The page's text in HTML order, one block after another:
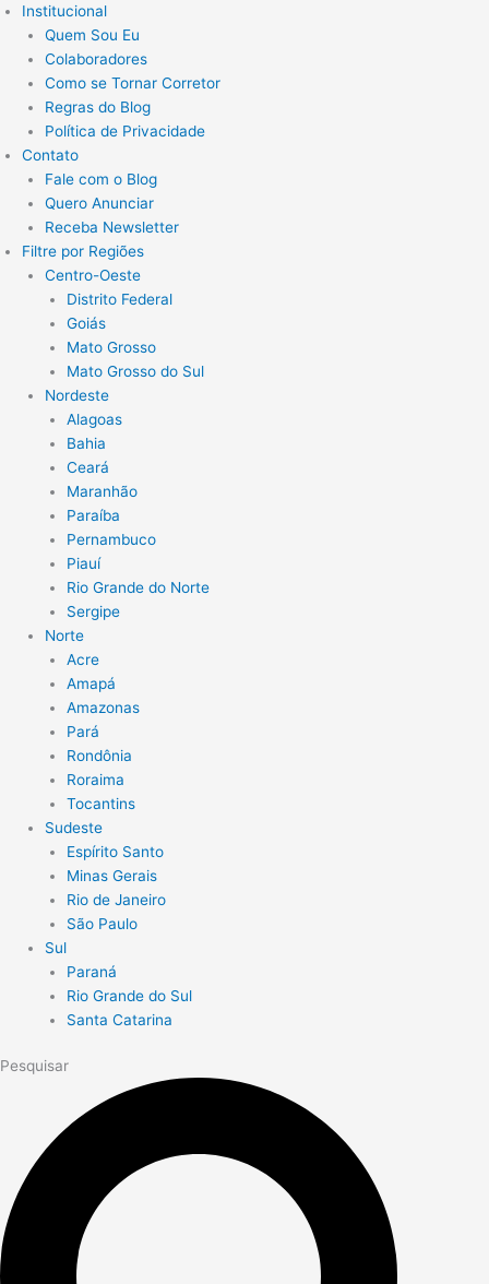
Institucional
Quem Sou Eu
Colaboradores
Como se Tornar Corretor
Regras do Blog
Política de Privacidade
Contato
Fale com o Blog
Quero Anunciar
Receba Newsletter
Filtre por Regiões
Centro-Oeste
Distrito Federal
Goiás
Mato Grosso
Mato Grosso do Sul
Nordeste
Alagoas
Bahia
Ceará
Maranhão
Paraíba
Pernambuco
Piauí
Rio Grande do Norte
Sergipe
Norte
Acre
Amapá
Amazonas
Pará
Rondônia
Roraima
Tocantins
Sudeste
Espírito Santo
Minas Gerais
Rio de Janeiro
São Paulo
Sul
Paraná
Rio Grande do Sul
Santa Catarina
Pesquisar